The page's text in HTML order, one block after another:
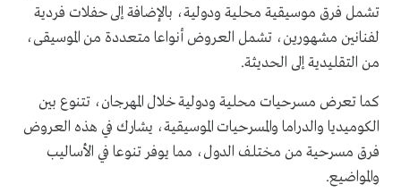
تشمل فرق موسيقية محلية ودولية، بالإضافة إلى حفلات فردية
لفنانين مشهورين، تشمل العروض أنواعا متعددة من الموسيقى،
من التقليدية إلى الحديثة.
كما تعرض مسرحيات محلية ودولية خلال المهرجان، تتنوع بين
الكوميديا والدراما والمسرحيات الموسيقية، يشارك في هذه العروض
فرق مسرحية من مختلف الدول، مما يوفر تنوعا في الأساليب
والمواضيع.